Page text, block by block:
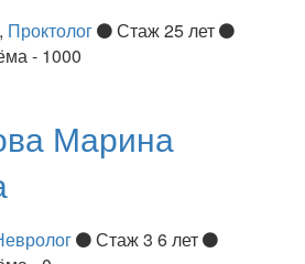
, Проктолог
Стаж 25 лет
- 1000
Марина
Стаж 3 6 лет